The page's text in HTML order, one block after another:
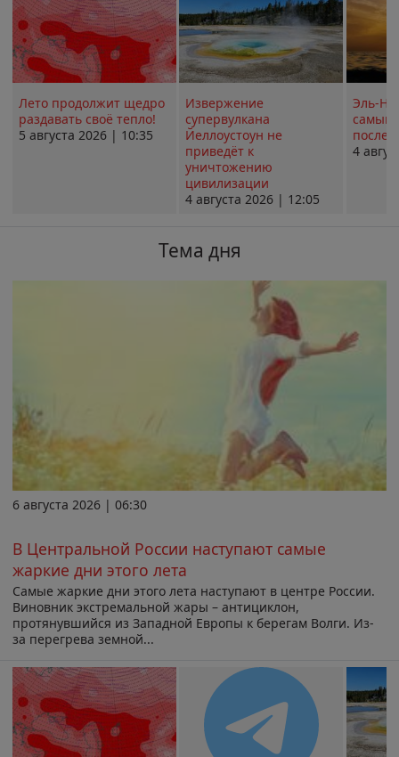
Лето продолжит щедро
раздавать своё тепло!
5 августа 2026 | 10:35
Извержение
супервулкана
Йеллоустоун не
приведёт к
уничтожению
цивилизации
4 августа 2026 | 12:05
Эль-
самым
4
Тема дня
6 августа 2026 | 06:30
В Центральной России наступают самые
жаркие дни этого лета
Самые жаркие дни этого лета наступают в центре России.
Виновник экстремальной жары – антициклон,
протянувшийся из Западной Европы к берегам Волги. Из-
за перегрева земной...